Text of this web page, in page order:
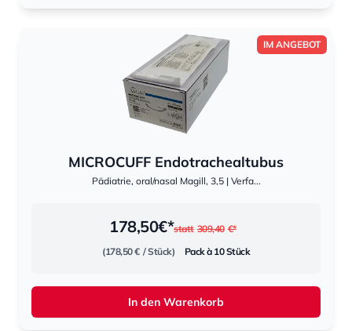
IM ANGEBOT
MICROCUFF Endotrachealtubus
Pädiatrie, oral/nasal Magill, 3,5 | Verfa...
statt 309,40 €*
178,50€*
(178,50 € / Stück) Pack à 10 Stück
In den Warenkorb